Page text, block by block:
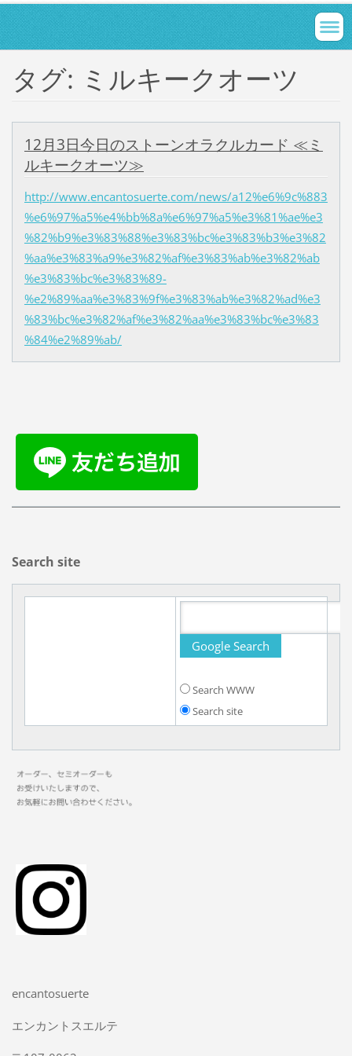
タグ: ミルキークオーツ
12月3日今日のストーンオラクルカード ≪ミ
ルキークオーツ≫
http://www.encantosuerte.com/news/a12%e6%9c%883
%e6%97%a5%e4%bb%8a%e6%97%a5%e3%81%ae%e3
%82%b9%e3%83%88%e3%83%bc%e3%83%b3%e3%82
%aa%e3%83%a9%e3%82%af%e3%83%ab%e3%82%ab
%e3%83%bc%e3%83%89-
%e2%89%aa%e3%83%9f%e3%83%ab%e3%82%ad%e3
%83%bc%e3%82%af%e3%82%aa%e3%83%bc%e3%83
%84%e2%89%ab/
Search site
Search WWW
Search site
encantosuerte
エンカントスエルテ